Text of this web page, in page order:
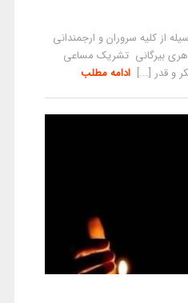
از کلیه سروران و ارجمندانی
بیرگانی تشریک مساعی
و قدر [...] ادامه مطلب